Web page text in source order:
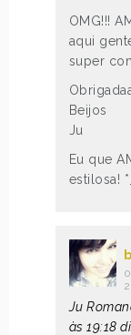
OMG!!!
aqui
super
Beijos
Ju
Eu que
estilosa!
Ju
às 19:18